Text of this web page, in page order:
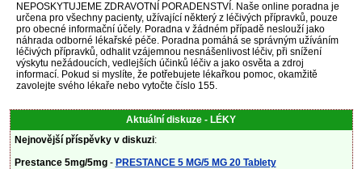
NEPOSKYTUJEME ZDRAVOTNÍ PORADENSTVÍ. Naše online poradna je
určena pro všechny pacienty, užívající některý z léčivých přípravků, pouze
pro obecné informační účely. Poradna v žádném případě neslouží jako
náhrada odborné lékařské péče. Poradna pomáhá se správným užíváním
léčivých přípravků, odhalit vzájemnou nesnášenlivost léčiv, při snížení
výskytu nežádoucích, vedlejších účinků léčiv a jako osvěta a zdroj
informací. Pokud si myslíte, že potřebujete lékařkou pomoc, okamžitě
zavolejte svého lékaře nebo vytočte číslo 155.
Aktuální diskuze - LÉKY
Nejnovější příspěvky v diskuzi:
Prestance 5mg/5mg- PRESTANCE 5 MG/5 MG 20 Tablety